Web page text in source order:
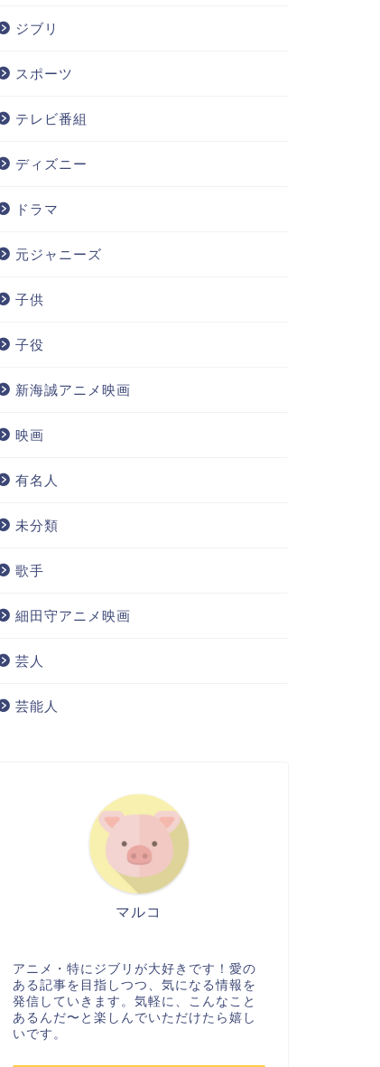
ジブリ
スポーツ
テレビ番組
ディズニー
ドラマ
元ジャニーズ
子供
子役
新海誠アニメ映画
映画
有名人
未分類
歌手
細田守アニメ映画
芸人
芸能人
マルコ
アニメ・特にジブリが大好きです！愛の
ある記事を目指しつつ、気になる情報を
発信していきます。気軽に、こんなこと
あるんだ〜と楽しんでいただけたら嬉し
いです。